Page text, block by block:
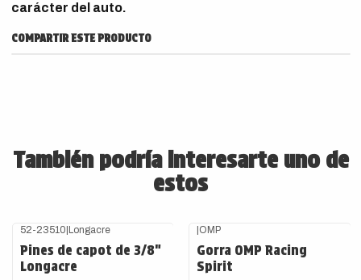
carácter del auto.
COMPARTIR ESTE PRODUCTO
También podría interesarte uno de
estos
52-23510|Longacre
Pines de capot de 3/8"
Longacre
|OMP
Gorra OMP Racing
Spirit